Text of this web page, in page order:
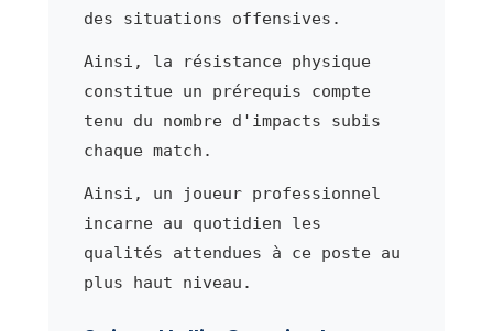
des situations offensives.
Ainsi, la résistance physique
constitue un prérequis compte
tenu du nombre d'impacts subis
chaque match.
Ainsi, un joueur professionnel
incarne au quotidien les
qualités attendues à ce poste au
plus haut niveau.